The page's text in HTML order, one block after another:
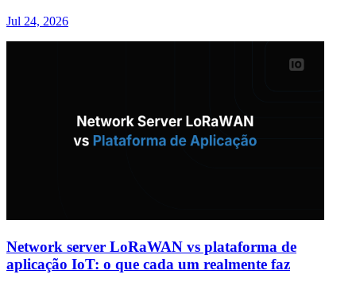
Jul 24, 2026
Network server LoRaWAN vs plataforma de
aplicação IoT: o que cada um realmente faz